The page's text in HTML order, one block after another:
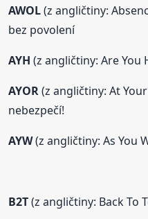
AWOL(z angličtiny:
bez povolení
AYH(z angličtiny: Are You
AYOR(z angličtiny: At
nebezpečí!
AYW(z angličtiny: As You
B2T(z angličtiny: Back To